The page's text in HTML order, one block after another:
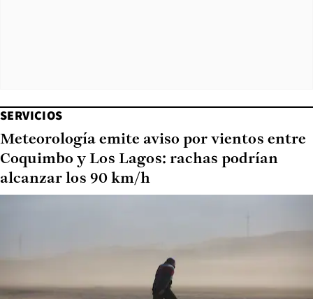
SERVICIOS
Meteorología emite aviso por vientos entre
Coquimbo y Los Lagos: rachas podrían
alcanzar los 90 km/h